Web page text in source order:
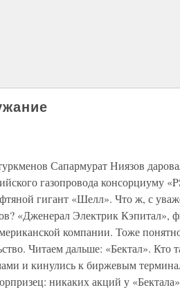
Сапармурат Ниязов
газопровода консорциуму
гигант «Шелл». Что ж, с
«Дженерал Электрик Кэпитал»,
компании. Тоже
Читаем дальше: «Бектал». Кто
и кинулись к биржевым
никаких акций у